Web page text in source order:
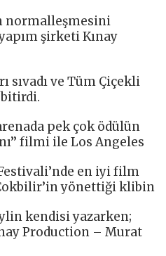
normalleşmesini
şirketi Kınay
ve Tüm Çiçekli
pek çok ödülün
filmi ile Los Angeles
en iyi film
yönettiği klibin
kendisi yazarken;
Production – Murat